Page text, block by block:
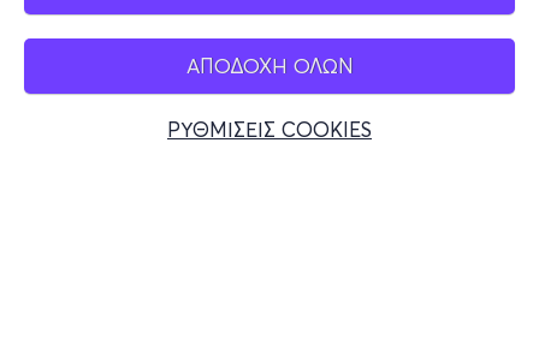
ΑΠΟΔΟΧΗ ΟΛΩΝ
ΡΥΘΜΙΣΕΙΣ COOKIES